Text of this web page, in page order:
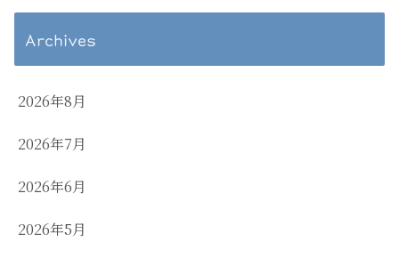
Archives
2026年8月
2026年7月
2026年6月
2026年5月